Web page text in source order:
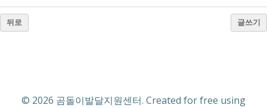
뒤로 글쓰기
© 2026 곰돌이발달지원센터. Created for free using